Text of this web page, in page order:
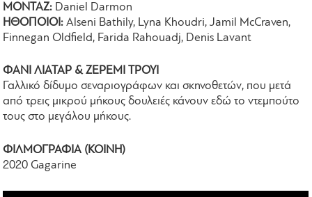
ΜΟΝΤΑΖ: Daniel Darmon
ΗΘΟΠΟΙΟΙ: Alseni Bathily, Lyna Khoudri, Jamil McCraven,
Finnegan Oldfield, Farida Rahouadj, Denis Lavant
ΦΑΝΙ ΛΙΑΤΑΡ & ΖΕΡΕΜΙ ΤΡΟΥΙ
Γαλλικό δίδυμο σεναριογράφων και σκηνοθετών, που μετά
από τρεις μικρού μήκους δουλειές κάνουν εδώ το ντεμπούτο
τους στο μεγάλου μήκους.
ΦΙΛΜΟΓΡΑΦΙA (ΚΟΙΝΗ)
2020 Gagarine